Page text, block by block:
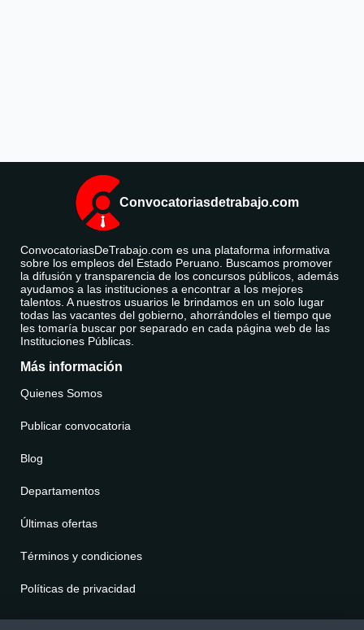
Convocatoriasdetrabajo.com
ConvocatoriasDeTrabajo.com es una plataforma informativa
sobre los empleos del Estado Peruano. Buscamos promover
la difusión y transparencia de los concursos públicos, además
ayudamos a las instituciones a encontrar a los mejores
talentos. A nuestros usuarios le brindamos en un solo lugar
todas las vacantes del gobierno, ahorrándoles el tiempo que
les tomaría buscar por separado en cada página web de las
Instituciones Públicas.
Más información
Quienes Somos
Publicar convocatoria
Blog
Departamentos
Últimas ofertas
Términos y condiciones
Políticas de privacidad